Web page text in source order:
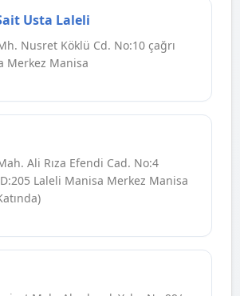
Usta Laleli
Nusret Köklü Cd. No:10 çağrı
Merkez Manisa
Ali Rıza Efendi Cad. No:4
Laleli Manisa Merkez Manisa